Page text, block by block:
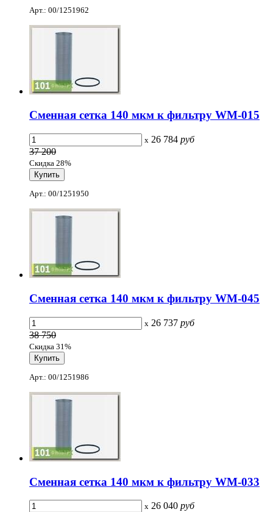
Арт.: 00/1251962
Сменная сетка 140 мкм к фильтру WM-015
x 26 784 руб
37 200
Скидка 28%
Арт.: 00/1251950
Сменная сетка 140 мкм к фильтру WM-045
x 26 737 руб
38 750
Скидка 31%
Арт.: 00/1251986
Сменная сетка 140 мкм к фильтру WM-033
x 26 040 руб